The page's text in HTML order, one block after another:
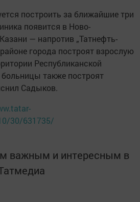
построить за ближайшие три
появится в Ново-
— напротив „Татнефть-
города построят взрослую
Республиканской
также построят
Садыков.
30/631735/
важным и интересным в